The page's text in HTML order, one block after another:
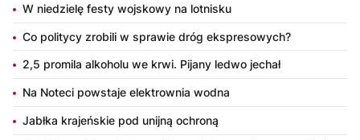
W niedzielę festy wojskowy na lotnisku
Co politycy zrobili w sprawie dróg ekspresowych?
2,5 promila alkoholu we krwi. Pijany ledwo jechał
Na Noteci powstaje elektrownia wodna
Jabłka krajeńskie pod unijną ochroną